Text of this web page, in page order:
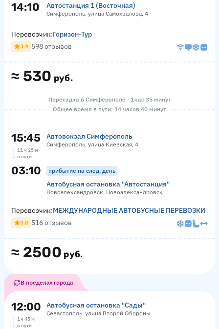
14:10 Автостанция 1 (Восточная)
Симферополь, улица Самохвалова, 4
≈ 530 руб.
Перевозчик:Горизон-Тур
3.9 598 отзывов
Пересадка в Симферополе · 1 час 35 минут
Общее время в пути: 14 часов 40 минут
15:45 Автовокзал Симферополь
Симферополь, улица Киевская, 4
11 ч 25 м
в пути
03:10 прибытие на след. день
Автобусная остановка "Автостанция"
Новоалександровск, Новоалександровск
≈ 2500 руб.
Перевозчик:МЕЖДУНАРОДНЫЕ АВТОБУСНЫЕ ПЕРЕВОЗКИ
3.8 516 отзывов
В пределах города
12:00 Автобусная остановка "Сады"
Севастополь, улица Второй Обороны
1 ч 45 м
в пути